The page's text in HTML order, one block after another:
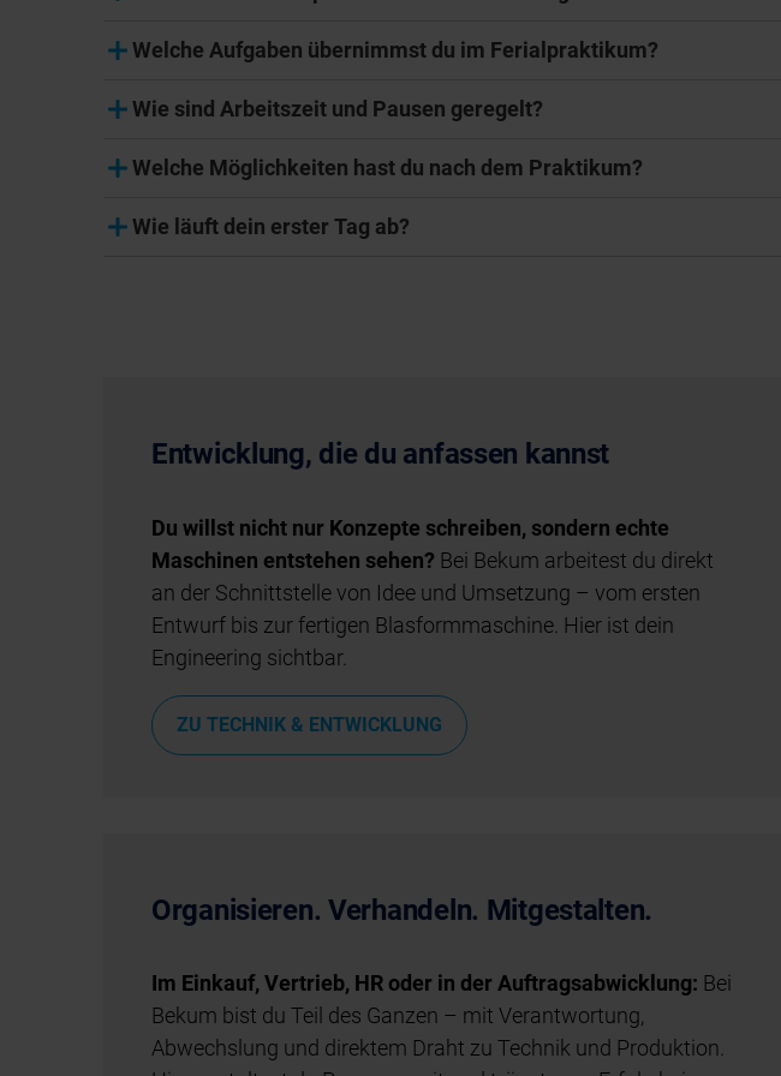
Welche Aufgaben übernimmst du im Ferialpraktikum?
Wie sind Arbeitszeit und Pausen geregelt?
Welche Möglichkeiten hast du nach dem Praktikum?
Wie läuft dein erster Tag ab?
Entwicklung, die du anfassen kannst
Du willst nicht nur Konzepte schreiben, sondern echte
Maschinen entstehen sehen? Bei Bekum arbeitest du direkt
an der Schnittstelle von Idee und Umsetzung – vom ersten
Entwurf bis zur fertigen Blasformmaschine. Hier ist dein
Engineering sichtbar.
ZU TECHNIK & ENTWICKLUNG
Organisieren. Verhandeln. Mitgestalten.
Im Einkauf, Vertrieb, HR oder in der Auftragsabwicklung: Bei
Bekum bist du Teil des Ganzen – mit Verantwortung,
Abwechslung und direktem Draht zu Technik und Produktion.